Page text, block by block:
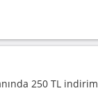
250 TL indirim